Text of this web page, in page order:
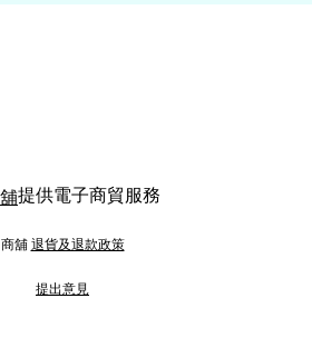
提供電子商貿服務
商舖 退貨及退款政策
提出意見